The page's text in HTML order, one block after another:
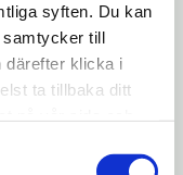
syften. Du kan
till
därefter klicka i
ta tillbaka ditt
används och
och
vi upp det
platser i